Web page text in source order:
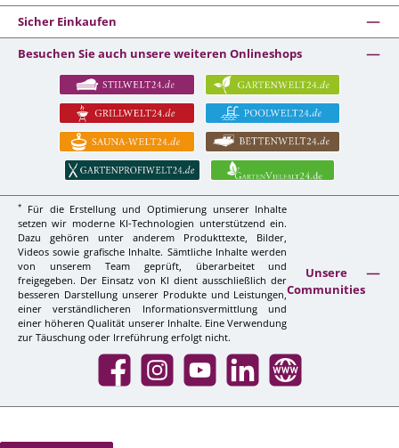
Sicher Einkaufen
Besuchen Sie auch unsere weiteren Onlineshops
*
Für die Erstellung und Optimierung unserer Inhalte
setzen wir moderne KI-Technologien unterstützend ein.
Dazu gehören unter anderem Produkttexte, Bilder,
Videos sowie grafische Inhalte. Sämtliche Inhalte werden
von unserem Team geprüft, überarbeitet und
freigegeben. Der Einsatz von KI dient ausschließlich der
besseren Darstellung unserer Produkte und Leistungen,
einer verständlicheren Informationsvermittlung und
einer höheren Qualität unserer Inhalte. Eine Verwendung
zur Täuschung oder Irreführung erfolgt nicht.
Unsere
Communities
Facebook InstagramYouTube LinkedIn Website